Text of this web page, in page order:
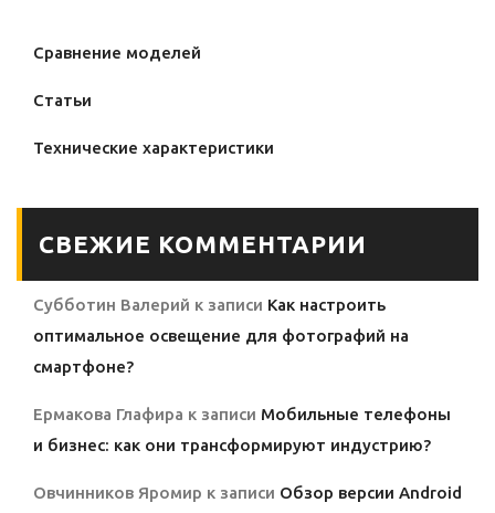
Сравнение моделей
Статьи
Технические характеристики
СВЕЖИЕ КОММЕНТАРИИ
Субботин Валерий к записи Как настроить
оптимальное освещение для фотографий на
смартфоне?
Ермакова Глафира к записи Мобильные телефоны
и бизнес: как они трансформируют индустрию?
Овчинников Яромир к записи Обзор версии Android